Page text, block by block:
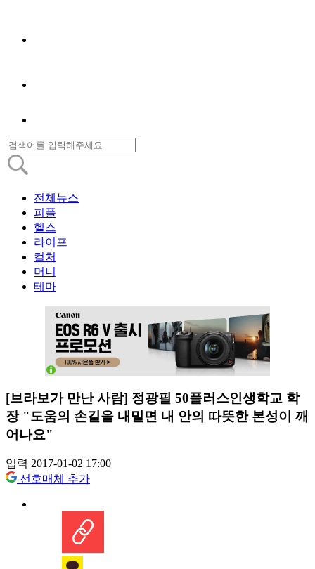
전체뉴스
피플
헬스
라이프
컬처
머니
테마
[브라보가 만난 사람] 정광필 50플러스인생학교 학
장 "도움의 손길을 내밀면 내 안의 따뜻한 본성이 깨
어나요"
입력 2017-01-02 17:00
선호매체 추가